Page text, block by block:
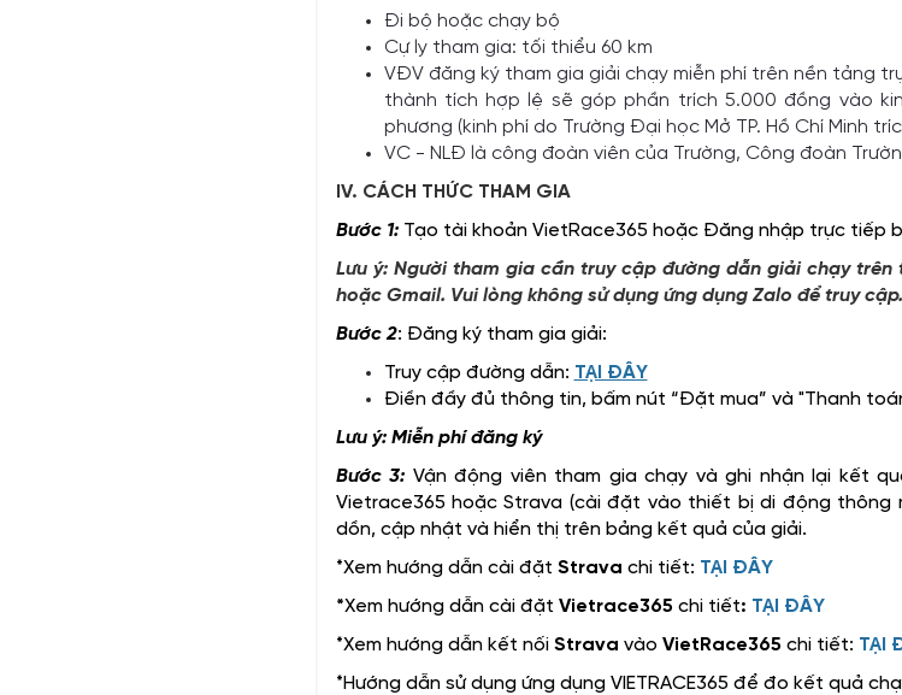
Đi bộ hoặc chạy bộ
Cự ly tham gia: tối thiểu 60 km
VĐV đăng ký tham gia giải chạy miễn phí trên nền tảng
thành tích hợp lệ sẽ góp phần trích 5.000 đồng vào
phương (kinh phí do Trường Đại học Mở TP. Hồ Chí Minh
VC - NLĐ là công đoàn viên của Trường, Công đoàn
IV. CÁCH THỨC THAM GIA
Bước 1: Tạo tài khoản VietRace365 hoặc Đăng nhập trực tiếp
Lưu ý: Người tham gia cần truy cập đường dẫn giải chạy
hoặc Gmail. Vui lòng không sử dụng ứng dụng Zalo để truy cập.
Bước 2: Đăng ký tham gia giải:
Truy cập đường dẫn: TẠI ĐÂY
Điền đầy đủ thông tin, bấm nút “Đặt mua” và "Thanh
Lưu ý: Miễn phí đăng ký
Bước 3: Vận động viên tham gia chạy và ghi nhận lại kết
Vietrace365 hoặc Strava (cài đặt vào thiết bị di động
dồn, cập nhật và hiển thị trên bảng kết quả của giải.
*Xem hướng dẫn cài đặt Strava chi tiết: TẠI ĐÂY
*Xem hướng dẫn cài đặt Vietrace365 chi tiết: TẠI ĐÂY
*Xem hướng dẫn kết nối Strava vào VietRace365 chi tiết: TẠI
*Hướng dẫn sử dụng ứng dụng VIETRACE365 để đo kết quả